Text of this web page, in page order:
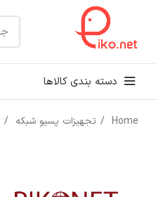
دسته بندی کالاها
Home تجهیزات پسیو شبکه